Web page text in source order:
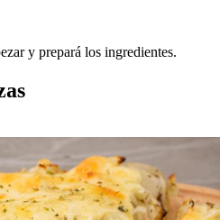
y prepará los ingredientes.